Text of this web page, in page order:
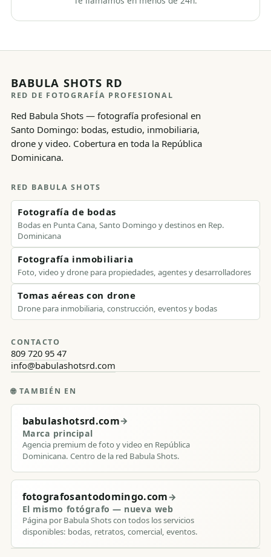
BABULA SHOTS RD
RED DE FOTOGRAFÍA PROFESIONAL
Red Babula Shots — fotografía profesional en
Santo Domingo: bodas, estudio, inmobiliaria,
drone y video. Cobertura en toda la República
Dominicana.
RED BABULA SHOTS
Fotografía de bodas
Bodas en Punta Cana, Santo Domingo y destinos en Rep.
Dominicana
Fotografía inmobiliaria
Foto, video y drone para propiedades, agentes y desarrolladores
Tomas aéreas con drone
Drone para inmobiliaria, construcción, eventos y bodas
CONTACTO
809 720 95 47
info@babulashotsrd.com
🌐 TAMBIÉN EN
babulashotsrd.com→
Marca principal
Agencia premium de foto y video en República
Dominicana. Centro de la red Babula Shots.
fotografosantodomingo.com→
El mismo fotógrafo — nueva web
Página por Babula Shots con todos los servicios
disponibles: bodas, retratos, comercial, eventos.